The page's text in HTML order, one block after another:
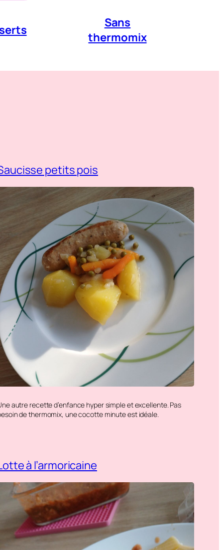
Sans
thermomix
petits pois
autre recette d’enfance hyper simple et excellente. Pas
de thermomix, une cocotte minute est idéale.
à l’armoricaine